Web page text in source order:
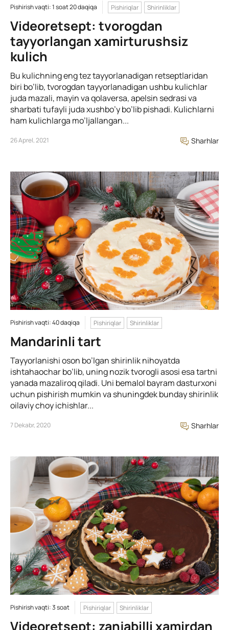
Pishirish vaqti: 1 soat 20 daqiqa Pishiriqlar Shirinliklar
Videoretsept: tvorogdan
tayyorlangan xamirturushsiz
kulich
Bu kulichning eng tez tayyorlanadigan retseptlaridan
biri bo’lib, tvorogdan tayyorlanadigan ushbu kulichlar
juda mazali, mayin va qolaversa, apelsin sedrasi va
sharbati tufayli juda xushbo’y bo’lib pishadi. Kulichlarni
ham kulichlarga mo’ljallangan...
26 Aprel, 2021 Sharhlar
Pishirish vaqti: 40 daqiqa Pishiriqlar Shirinliklar
Mandarinli tart
Tayyorlanishi oson bo’lgan shirinlik nihoyatda
ishtahaochar bo’lib, uning nozik tvorogli asosi esa tartni
yanada mazaliroq qiladi. Uni bemalol bayram dasturxoni
uchun pishirish mumkin va shuningdek bunday shirinlik
oilaviy choy ichishlar...
7 Dekabr, 2020 Sharhlar
Pishirish vaqti: 3 soat Pishiriqlar Shirinliklar
Videoretsept: zanjabilli xamirdan